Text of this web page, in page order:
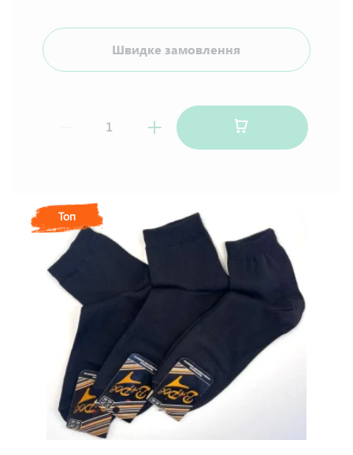
Швидке замовлення
Топ